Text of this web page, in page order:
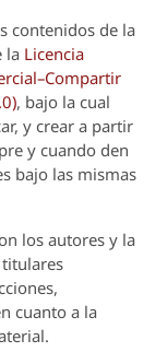
contenidos de la
la Licencia
, bajo la cual
y crear a partir
y cuando den
bajo las mismas
los autores y la
titulares
cuanto a la